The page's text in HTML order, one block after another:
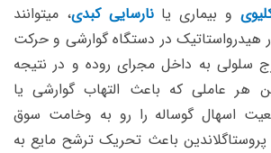
و بیماری یانارسایی کبدی، میتوانند
هیدرواستاتیک در دستگاه گوارشی و حرکت
سلولی به داخل مجرای روده و در نتیجه
هر عاملی که باعث التهاب گوارشی یا
اسهال گوساله را رو به وخامت سوق
باعث تحریک ترشح مایع به